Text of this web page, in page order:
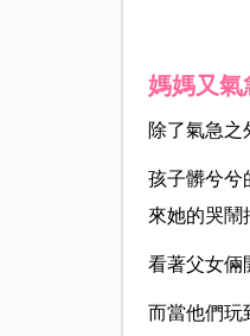
媽媽又氣
除了氣急之
孩子髒兮兮
來她的哭鬧
看著父女倆
而當他們玩